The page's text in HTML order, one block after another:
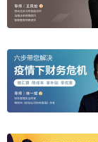
取经济的高速增
价水平之间求得
B.Taylor)通过广
经济增长的因素
持长期稳定关系
种简单而又有效